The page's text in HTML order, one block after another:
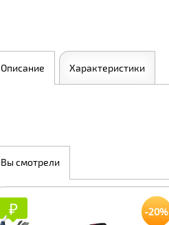
Описание Характеристики
Вы смотрели
₽
₽ -20%